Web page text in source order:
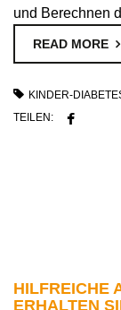
und Berechnen
READ MORE
KINDER-
TEILEN:
HILFREICHE
ERHALTEN